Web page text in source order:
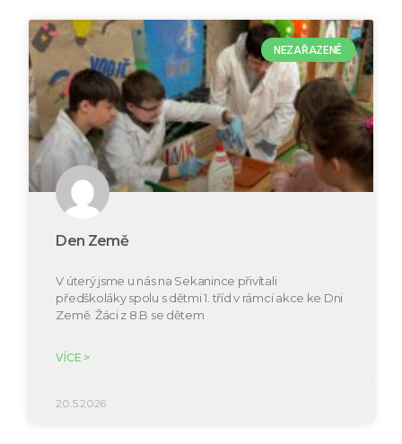
NEZAŘAZENÉ
Den Země
V úterý jsme u nás na Sekanince přivítali
předškoláky spolu s dětmi 1. tříd v rámci akce ke Dni
Země. Žáci z 8.B se dětem
VÍCE >
20.5.2026